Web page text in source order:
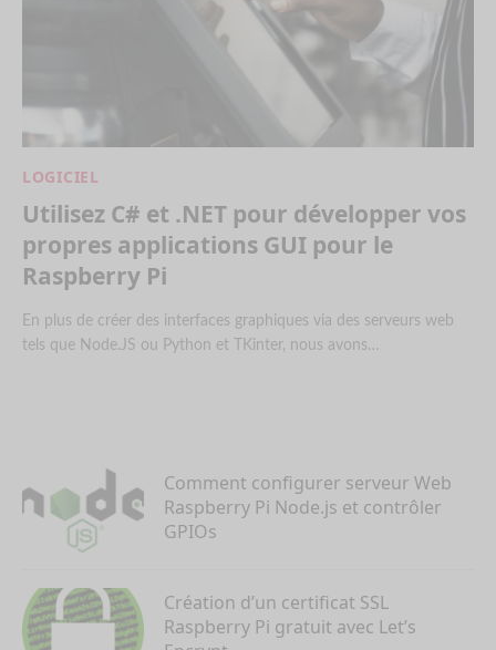
LOGICIEL
Utilisez C# et .NET pour développer vos
propres applications GUI pour le
Raspberry Pi
En plus de créer des interfaces graphiques via des serveurs web
tels que Node.JS ou Python et TKinter, nous avons…
Comment configurer serveur Web
Raspberry Pi Node.js et contrôler
GPIOs
Création d’un certificat SSL
Raspberry Pi gratuit avec Let’s